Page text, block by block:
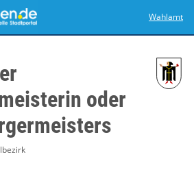
Wahlamt
oder